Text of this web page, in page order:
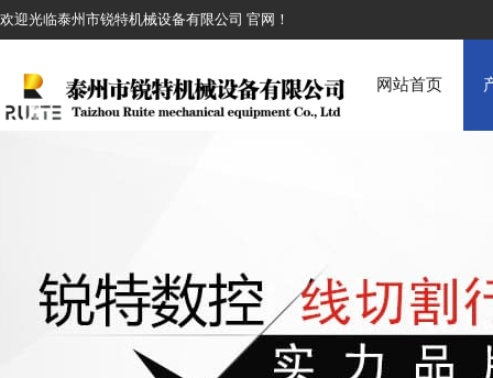
欢迎光临泰州市锐特机械设备有限公司 官网！
网站首页